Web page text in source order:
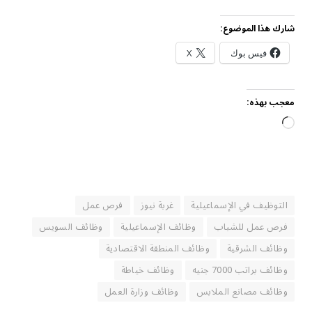
شارك هذا الموضوع:
فيس بوك X
معجب بهذه:
جاري
التوظيف في الإسماعيلية غربة نيوز
فرص عمل
فرص عمل للشباب
وظائف الإسماعيلية
وظائف السويس
وظائف الشرقية
وظائف المنطقة الاقتصادية
وظائف براتب 7000 جنيه
وظائف خياطة
وظائف مصانع الملابس
وظائف وزارة العمل